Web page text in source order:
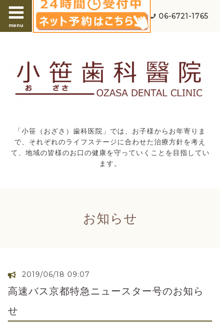
menu
06-6721-1765
「小笹（おざさ）歯科医院」では、お子様からお年寄りま
で、それぞれのライフステージに合わせた治療方針を考え
て、地域の皆様のお口の健康を守っていくことを目指してい
ます。
お知らせ
2019/06/18 09:07
高速バス京都特急ニュースター号のお知ら
せ